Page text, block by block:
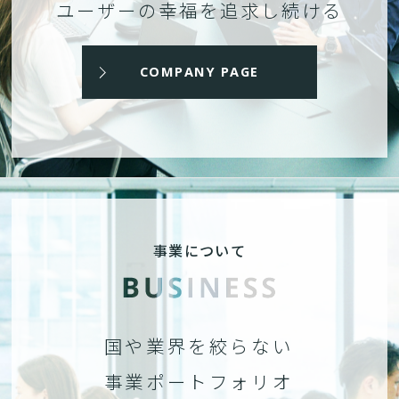
ユーザーの幸福を追求し続ける
COMPANY PAGE
事業について
国や業界を絞らない
事業ポートフォリオ